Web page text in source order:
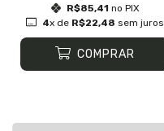
R$85,41 no PIX
4x de R$22,48 sem juros
COMPRAR